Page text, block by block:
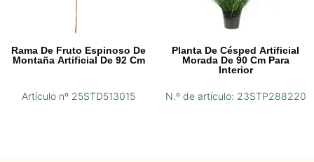
Rama De Fruto Espinoso De
Montaña Artificial De 92 Cm
Artículo nº 25STD513015
Planta De Césped Artificial
Morada De 90 Cm Para
Interior
N.º de artículo: 23STP288220